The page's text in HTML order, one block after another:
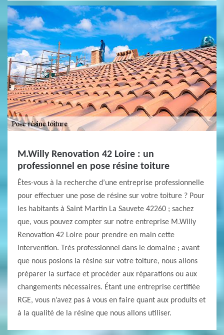
M.Willy Renovation 42 Loire : un
professionnel en pose résine toiture
Êtes-vous à la recherche d’une entreprise professionnelle
pour effectuer une pose de résine sur votre toiture ? Pour
les habitants à Saint Martin La Sauvete 42260 ; sachez
que, vous pouvez compter sur notre entreprise M.Willy
Renovation 42 Loire pour prendre en main cette
intervention. Très professionnel dans le domaine ; avant
que nous posions la résine sur votre toiture, nous allons
préparer la surface et procéder aux réparations ou aux
changements nécessaires. Étant une entreprise certifiée
RGE, vous n’avez pas à vous en faire quant aux produits et
à la qualité de la résine que nous allons utiliser.